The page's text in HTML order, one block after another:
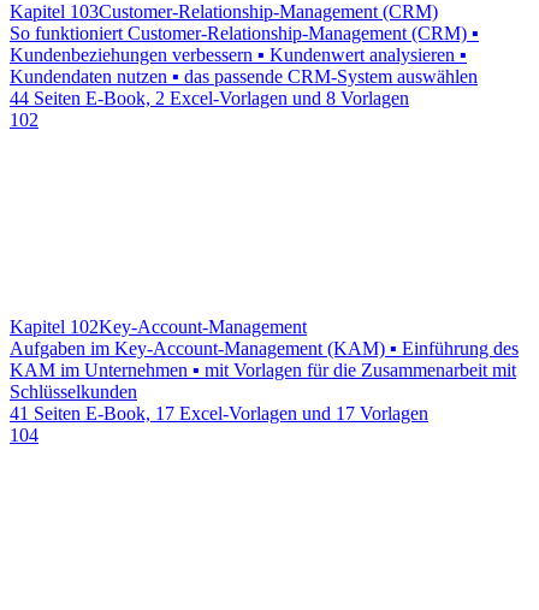
Kapitel 103Customer-Relationship-Management (CRM)
So funktioniert Customer-Relationship-Management (CRM) ▪
Kundenbeziehungen verbessern ▪ Kundenwert analysieren ▪
Kundendaten nutzen ▪ das passende CRM-System auswählen
44 Seiten E-Book, 2 Excel-Vorlagen und 8 Vorlagen
102
Kapitel 102Key-Account-Management
Aufgaben im Key-Account-Management (KAM) ▪ Einführung des
KAM im Unternehmen ▪ mit Vorlagen für die Zusammenarbeit mit
Schlüsselkunden
41 Seiten E-Book, 17 Excel-Vorlagen und 17 Vorlagen
104